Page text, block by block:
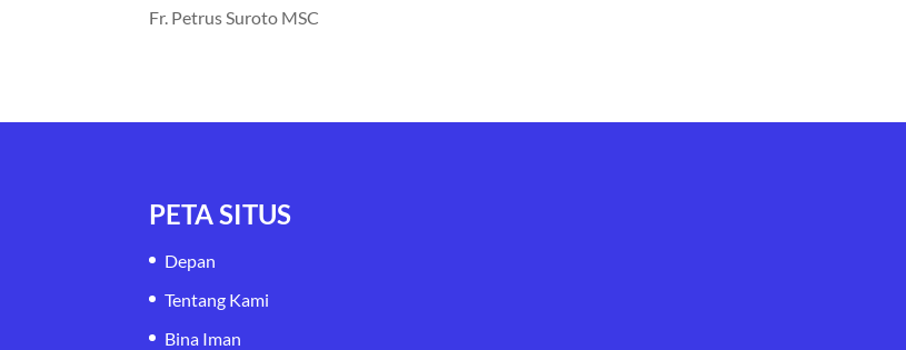
Fr. Petrus Suroto MSC
PETA SITUS
Depan
Tentang Kami
Bina Iman